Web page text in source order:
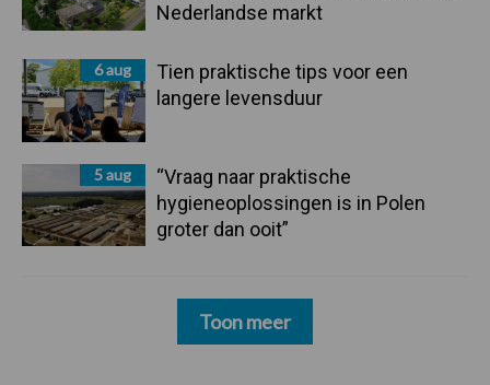
Nederlandse markt
6 aug
Tien praktische tips voor een
langere levensduur
5 aug
“Vraag naar praktische
hygieneoplossingen is in Polen
groter dan ooit”
Toon meer